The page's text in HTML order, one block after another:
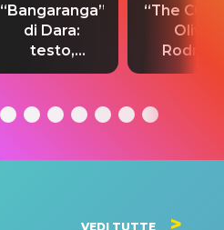
“Bangaranga”
di Dara:
testo,
traduzione e
del singolo
“The
Olivia
testo,
VEDI TUTTE